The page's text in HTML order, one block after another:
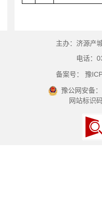
主办：济源产
电话：
备案号： 豫
豫公网安备
网站标识